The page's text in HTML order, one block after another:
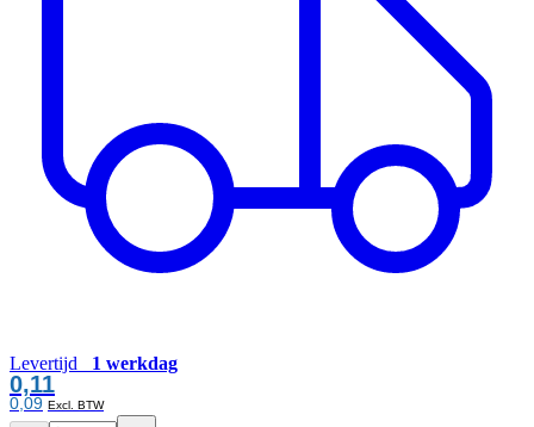
Levertijd 1 werkdag
0,11
0,09